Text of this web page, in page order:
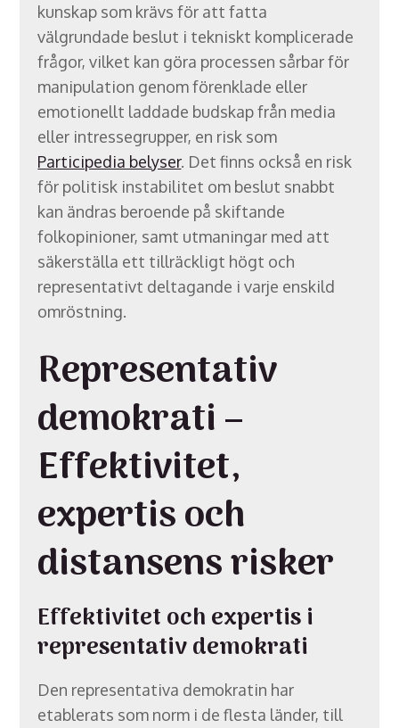
kunskap som krävs för att fatta
välgrundade beslut i tekniskt komplicerade
frågor, vilket kan göra processen sårbar för
manipulation genom förenklade eller
emotionellt laddade budskap från media
eller intressegrupper, en risk som
Participedia belyser. Det finns också en risk
för politisk instabilitet om beslut snabbt
kan ändras beroende på skiftande
folkopinioner, samt utmaningar med att
säkerställa ett tillräckligt högt och
representativt deltagande i varje enskild
omröstning.
Representativ
demokrati –
Effektivitet,
expertis och
distansens risker
Effektivitet och expertis i
representativ demokrati
Den representativa demokratin har
etablerats som norm i de flesta länder, till